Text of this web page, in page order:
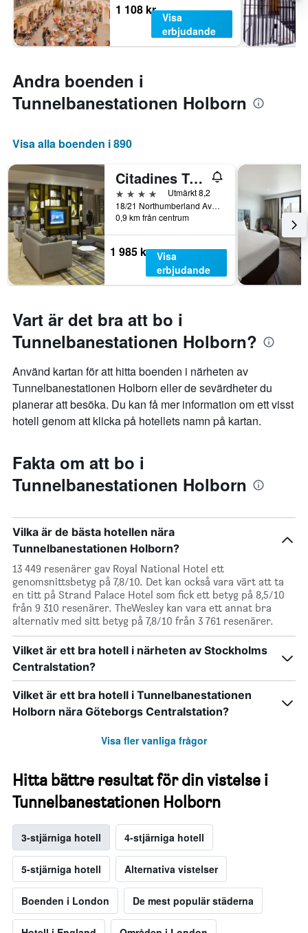
1 108 kr
Visa
erbjudande
Andra boenden i
Tunnelbanestationen Holborn
Visa alla boenden i 890
Citadines Trafalgar Square London
4 stjärnor
Utmärkt 8,2
18/21 Northumberland Avenue, London, Storbritannien
0,9 km från centrum
1 985 kr Visa
erbjudande
Vart är det bra att bo i
Tunnelbanestationen Holborn?
Använd kartan för att hitta boenden i närheten av
Tunnelbanestationen Holborn eller de sevärdheter du
planerar att besöka. Du kan få mer information om ett visst
hotell genom att klicka på hotellets namn på kartan.
Fakta om att bo i
Tunnelbanestationen Holborn
Vilka är de bästa hotellen nära
Tunnelbanestationen Holborn?
13 449 resenärer gav Royal National Hotel ett
genomsnittsbetyg på 7,8/10. Det kan också vara värt att ta
en titt på Strand Palace Hotel som fick ett betyg på 8,5/10
från 9 310 resenärer. TheWesley kan vara ett annat bra
alternativ med sitt betyg på 7,8/10 från 3 761 resenärer.
Vilket är ett bra hotell i närheten av Stockholms
Centralstation?
Vilket är ett bra hotell i Tunnelbanestationen
Holborn nära Göteborgs Centralstation?
Visa fler vanliga frågor
Hitta bättre resultat för din vistelse i
Tunnelbanestationen Holborn
3-stjärniga hotell 4-stjärniga hotell
5-stjärniga hotell Alternativa vistelser
Boenden i London De mest populär städerna